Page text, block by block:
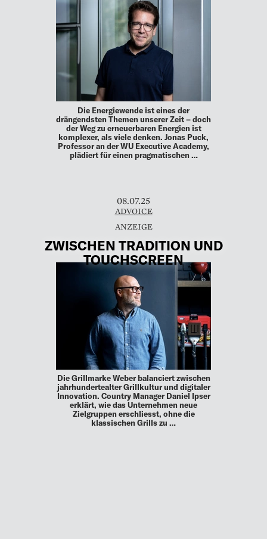
Die Energiewende ist eines der
drängendsten Themen unserer Zeit – doch
der Weg zu erneuerbaren Energien ist
komplexer, als viele denken. Jonas Puck,
Professor an der WU Executive Academy,
plädiert für einen pragmatischen …
08.07.25
ADVOICE
ZWISCHEN TRADITION UND
TOUCHSCREEN
Die Grillmarke Weber balanciert zwischen
jahrhundertealter Grillkultur und digitaler
Innovation. Country Manager Daniel Ipser
erklärt, wie das Unternehmen neue
Zielgruppen erschliesst, ohne die
klassischen Grills zu …